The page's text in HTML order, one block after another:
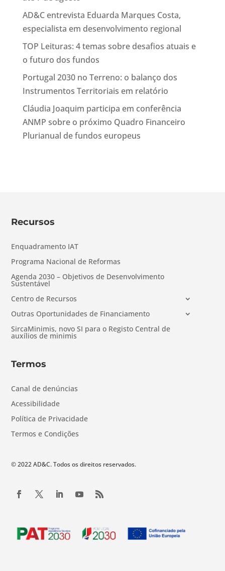
AD&C entrevista Eduarda Marques Costa,
especialista em desenvolvimento regional
TOP Leituras: 4 temas sobre desafios atuais e
o futuro dos fundos
Portugal 2030 no Terreno: o balanço dos
Instrumentos Territoriais em relatório
Cláudia Joaquim participa em conferência
ANMP sobre o próximo Quadro Financeiro
Plurianual de fundos europeus
Recursos
Enquadramento IAT
Programa Nacional de Reformas
Agenda 2030 – Objetivos de Desenvolvimento
Sustentável
Centro de Recursos
Outras Oportunidades de Financiamento
SircaMinimis, novo SI para o Registo Central de
auxílios de minimis
Termos
Canal de denúncias
Acessibilidade
Política de Privacidade
Termos e Condições
© 2022 AD&C. Todos os direitos reservados.